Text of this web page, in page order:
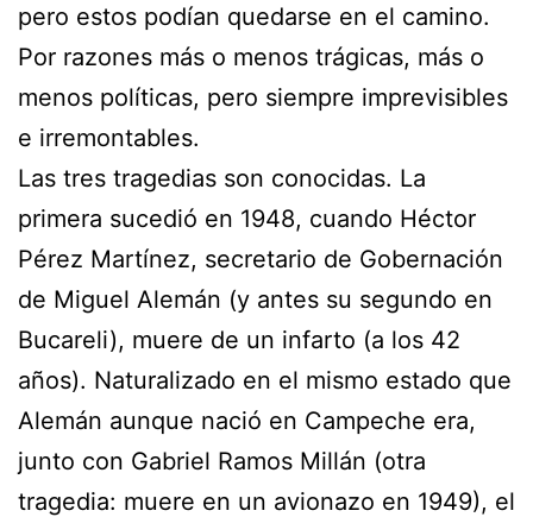
pero estos podían quedarse en el camino.
Por razones más o menos trágicas, más o
menos políticas, pero siempre imprevisibles
e irremontables.
Las tres tragedias son conocidas. La
primera sucedió en 1948, cuando Héctor
Pérez Martínez, secretario de Gobernación
de Miguel Alemán (y antes su segundo en
Bucareli), muere de un infarto (a los 42
años). Naturalizado en el mismo estado que
Alemán aunque nació en Campeche era,
junto con Gabriel Ramos Millán (otra
tragedia: muere en un avionazo en 1949), el